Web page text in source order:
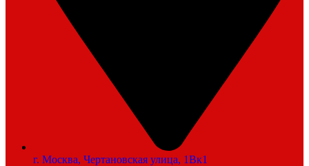
г. Москва, Чертановская улица, 1Вк1